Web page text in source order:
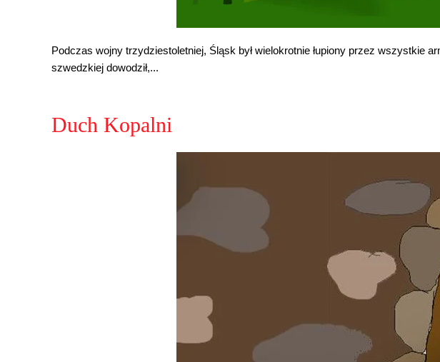
Podczas wojny trzydziestoletniej, Śląsk był wielokrotnie łupiony przez wszystkie
szwedzkiej dowodził,...
Duch Kopalni